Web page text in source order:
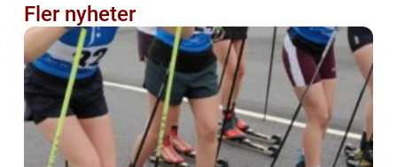
Fler nyheter